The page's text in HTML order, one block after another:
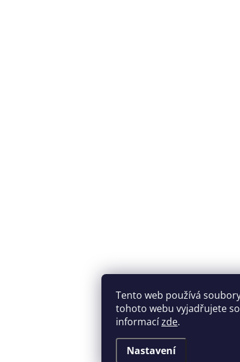
Tento web používá
tohoto webu vyjadřujete
informacízde.
Nastavení